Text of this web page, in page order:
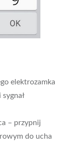
elektrozamka
– przypnij
do ucha